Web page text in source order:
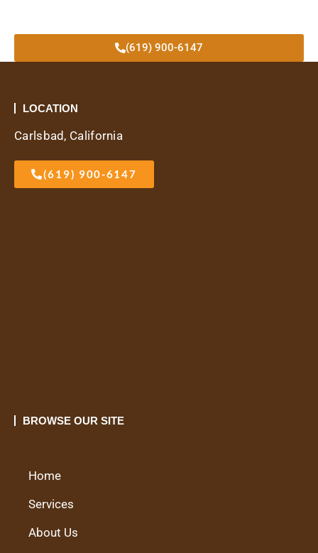
(619) 900-6147
LOCATION
Carlsbad, California
(619) 900-6147
BROWSE OUR SITE
Home
Services
About Us